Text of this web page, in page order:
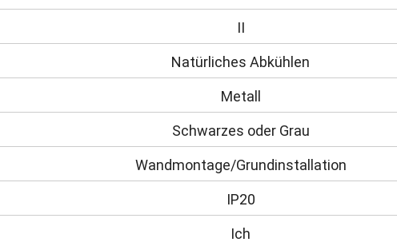
II
Natürliches Abkühlen
Metall
Schwarzes oder Grau
Wandmontage/Grundinstallation
IP20
Ich